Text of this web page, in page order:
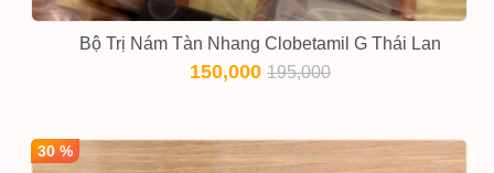
Bộ Trị Nám Tàn Nhang Clobetamil G Thái Lan
150,000195,000
30 %